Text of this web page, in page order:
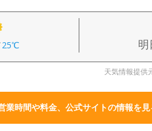
25℃ 明
天気情報提供
業時間や料金、公式サイトの情報を見